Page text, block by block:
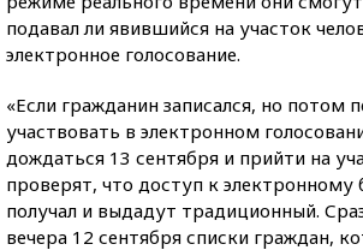
подавал ли явившийся на участок
электронное голосование.
«Если гражданин записался, но потом
участвовать в электронном
дождаться 13 сентября и прийти на
проверят, что доступ к электронному
получал и выдадут традиционный.
вечера 12 сентября списки граждан,